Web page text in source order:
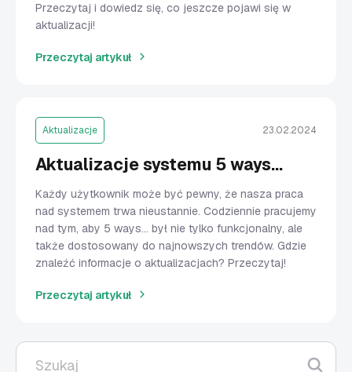
Przeczytaj i dowiedz się, co jeszcze pojawi się w
aktualizacji!
Przeczytaj artykuł
Aktualizacje 23.02.2024
Aktualizacje systemu 5 ways...
Każdy użytkownik może być pewny, że nasza praca
nad systemem trwa nieustannie. Codziennie pracujemy
nad tym, aby 5 ways... był nie tylko funkcjonalny, ale
także dostosowany do najnowszych trendów. Gdzie
znaleźć informacje o aktualizacjach? Przeczytaj!
Przeczytaj artykuł